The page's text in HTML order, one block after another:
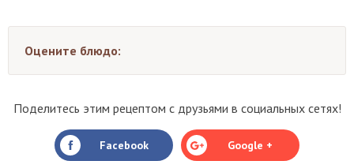
Оцените блюдо:
Поделитесь этим рецептом с друзьями в социальных сетях!
Facebook Google +